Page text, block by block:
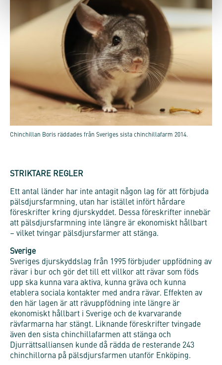
Chinchillan Boris räddades från Sveriges sista chinchillafarm 2014.
STRIKTARE REGLER
Ett antal länder har inte antagit någon lag för att förbjuda
pälsdjursfarmning, utan har istället infört hårdare
föreskrifter kring djurskyddet. Dessa föreskrifter innebär
att pälsdjursfarmning inte längre är ekonomiskt hållbart
– vilket tvingar pälsdjursfarmer att stänga.
Sverige
Sveriges djurskyddslag från 1995 förbjuder uppfödning av
rävar i bur och gör det till ett villkor att rävar som föds
upp ska kunna vara aktiva, kunna gräva och kunna
etablera sociala kontakter med andra rävar. Effekten av
den här lagen är att rävuppfödning inte längre är
ekonomiskt hållbart i Sverige och de kvarvarande
rävfarmarna har stängt. Liknande föreskrifter tvingade
även den sista chinchillafarmen att stänga och
Djurrättsalliansen kunde då rädda de resterande 243
chinchillorna på pälsdjursfarmen utanför Enköping.